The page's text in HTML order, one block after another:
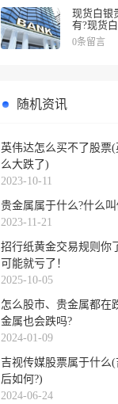
现货白银
有?现货
诱导投资
0条留言
随机资讯
英伟达怎么买不了股票
么大跌了)
2023-10-11
贵金属属于什么?什么
2023-11-21
招行纸黄金交易规则你
可能就亏了！
2025-10-05
怎么股市、贵金属都在
金属也会跌吗?
2024-01-09
吉视传媒股票属于什么
后如何?)
2024-06-24